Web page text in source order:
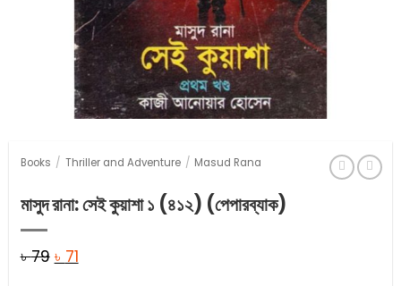
Books / Thriller and Adventure / Masud Rana
মাসুদ রানা: সেই কুয়াশা ১ (৪১২) (পেপারব্যাক)
৳79 Original
৳ 71Current